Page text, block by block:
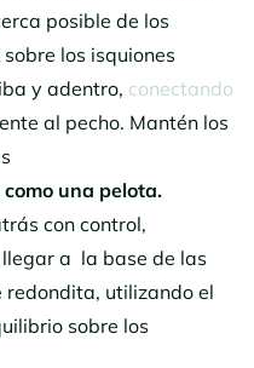
posible de los
los isquiones
y adentro, conectando
al pecho. Mantén los
una pelota.
con control,
a la base de las
utilizando el
sobre los